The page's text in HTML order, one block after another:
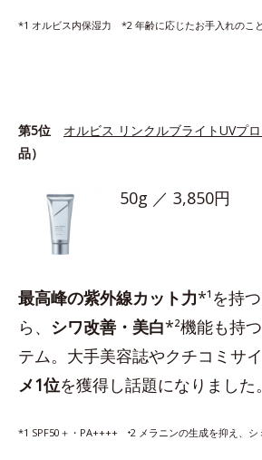
*1 オルビス内保湿力 *2 年齢に応じたお手入れのこと
第5位 オルビス リンクルブライトUVプ
品）
50g ／ 3,850円
最高峰の紫外線カット力*¹を持
ら、 シワ改善・美白*²機能も持
テム。大手美容誌やクチコミサ
メ1位を獲得し話題になりました。
*1 SPF50＋・PA++++ ⁺2 メラニンの生成を抑え、シ